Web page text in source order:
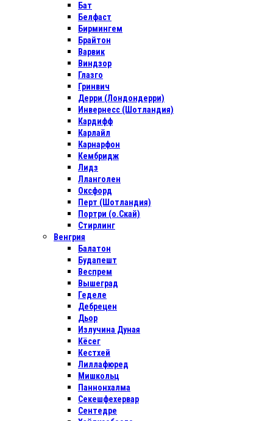
Бат
Белфаст
Бирмингем
Брайтон
Варвик
Виндзор
Глазго
Гринвич
Дерри (Лондондерри)
Инвернесс (Шотландия)
Кардифф
Карлайл
Карнарфон
Кембридж
Лидз
Лланголен
Оксфорд
Перт (Шотландия)
Портри (о.Скай)
Стирлинг
Венгрия
Балатон
Будапешт
Веспрем
Вышеград
Геделе
Дебрецен
Дьор
Излучина Дуная
Кёсег
Кестхей
Лиллафюред
Мишкольц
Паннонхалма
Секешфехервар
Сентедре